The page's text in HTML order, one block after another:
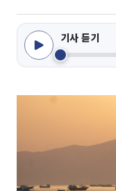
기사 듣기